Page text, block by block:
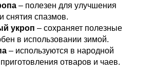
– полезен для улучшения
снятия спазмов.
укроп – сохраняет полезные
в использовании зимой.
– используются в народной
отваров и чаев.